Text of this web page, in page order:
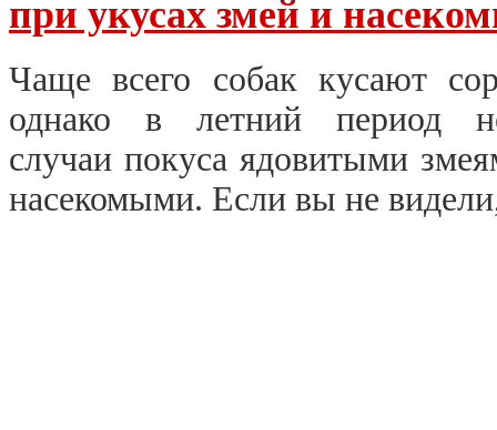
при укусах змей и
Чаще всего собак кусают
однако в летний период
случаи покуса ядовитыми
насекомыми. Если вы не